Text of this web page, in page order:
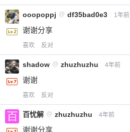
ooopoppj @ df35bad0e3 1年前
谢谢分享
喜欢 反对
shadow @ zhuzhuzhu 4年前
谢谢
喜欢 反对
百忧解 @ zhuzhuzhu 4年前
谢谢分享